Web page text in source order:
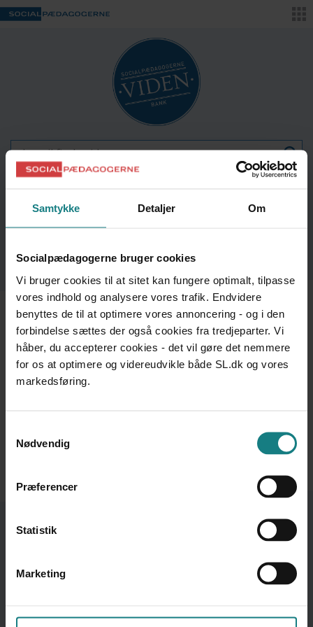
Samtykke Detaljer Om
Socialpædagogerne bruger cookies
Vi bruger cookies til at sitet kan fungere optimalt, tilpasse
vores indhold og analysere vores trafik. Endvidere
benyttes de til at optimere vores annoncering - og i den
forbindelse sættes der også cookies fra tredjeparter. Vi
håber, du accepterer cookies - det vil gøre det nemmere
for os at optimere og videreudvikle både SL.dk og vores
markedsføring.
Nødvendig
Præferencer
Statistik
Marketing
Pædagogen som forandringsagent
Pædagogen som forandringsagent
Historie
Social Kapital
Ledelse
Sundhed & trivsel
Arbejdsmiljø
Historie
Ansættelsesvilkår
Personalepolitik
Rammebetingelser
Uddannelse og kompetenceudvikling
Sorter efter
Bedste Match
Nyeste
Steff Ejlertsen
Udgivet 2012
OM VIDENSBANKEN
sl.dk